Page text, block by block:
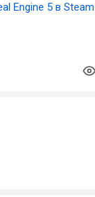
Engine 5 в Steam